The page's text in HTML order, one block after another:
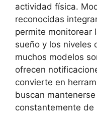
actividad física.
reconocidas
permite monitorear
sueño y los niveles
muchos modelos
ofrecen
convierte en
buscan
constantemente de